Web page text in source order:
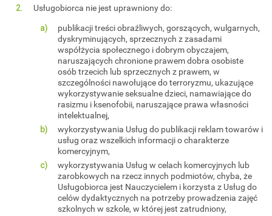
Usługobiorca nie jest uprawniony do:
publikacji treści obraźliwych, gorszących, wulgarnych,
dyskryminujących, sprzecznych z zasadami
współżycia społecznego i dobrym obyczajem,
naruszających chronione prawem dobra osobiste
osób trzecich lub sprzecznych z prawem, w
szczególności nawołujące do terroryzmu, ukazujące
wykorzystywanie seksualne dzieci, namawiające do
rasizmu i ksenofobii, naruszające prawa własności
intelektualnej,
wykorzystywania Usług do publikacji reklam towarów i
usług oraz wszelkich informacji o charakterze
komercyjnym,
wykorzystywania Usług w celach komercyjnych lub
zarobkowych na rzecz innych podmiotów, chyba, że
Usługobiorca jest Nauczycielem i korzysta z Usług do
celów dydaktycznych na potrzeby prowadzenia zajęć
szkolnych w szkole, w której jest zatrudniony,